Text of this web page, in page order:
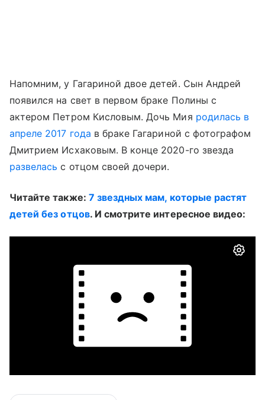
Напомним, у Гагариной двое детей. Сын Андрей
появился на свет в первом браке Полины с
актером Петром Кисловым. Дочь Мия родилась в
апреле 2017 года в браке Гагариной с фотографом
Дмитрием Исхаковым. В конце 2020-го звезда
развелась с отцом своей дочери.
Читайте также: 7 звездных мам, которые растят
детей без отцов. И смотрите интересное видео: